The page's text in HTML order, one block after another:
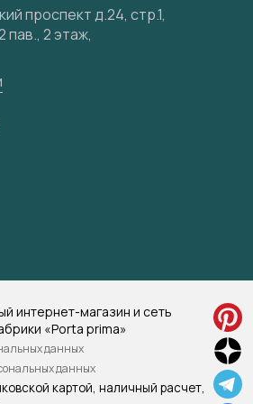
проспект д.24, стр.1,
пав., 2 этаж,
интернет-магазин и сеть
«Porta prima»
данных
данных
картой, наличный расчет,